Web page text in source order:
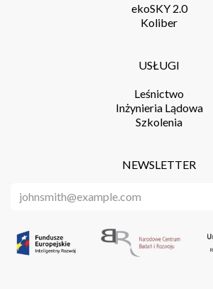
NEWSLETTER
ekoSKY 2.0
Koliber
USŁUGI
Leśnictwo
Inżynieria Lądowa
Szkolenia